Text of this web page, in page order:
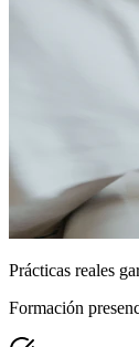
Prácticas reales
Formación